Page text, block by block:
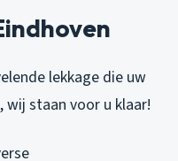
lekkage die uw
wij staan voor u klaar!